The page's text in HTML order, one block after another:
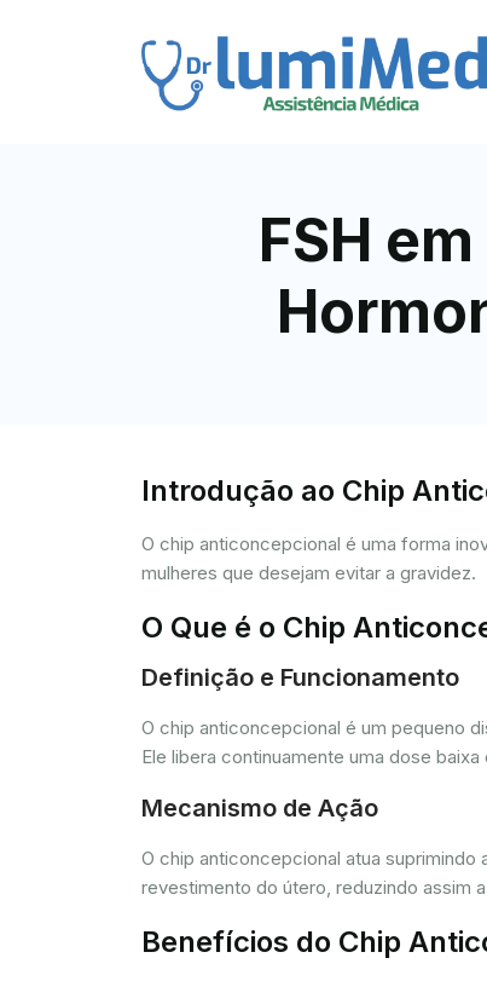
FSH
Introdução ao Chip
O chip anticoncepcional é uma forma
mulheres que desejam evitar a gravidez.
O Que é o Chip
Definição e Funcionamento
O chip anticoncepcional é um pequeno
Ele libera continuamente uma dose
Mecanismo de Ação
O chip anticoncepcional atua
revestimento do útero, reduzindo assim
Benefícios do Chip